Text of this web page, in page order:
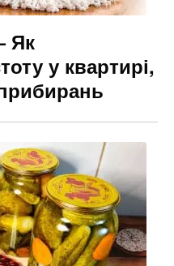
Як
у квартирі,